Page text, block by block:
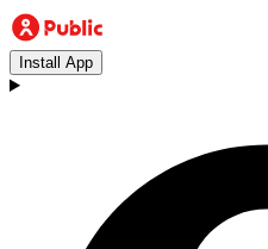
Install App